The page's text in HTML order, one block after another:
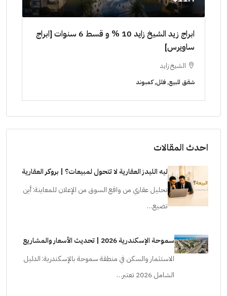
ابراج زيد الشيخ زايد 10 % و قسط 6 سنوات [ابراج
ساويرس]
الشيخ زايد
شقق للبيع, فلل, كمبوند
احدث المقالات
ليه الليدز العقارية لا تتحول لمبيعات؟ | بروكر العقارية
تحليل عقاري من واقع السوق من الإعلان للمعاينة: أين
تضيع…
سموحة الإسكندرية 2026 | تحديث الأسعار والمشاريع
الاستثمار والسكن في منطقة سموحة بالإسكندرية: الدليل
الشامل 2026 تعتبر…